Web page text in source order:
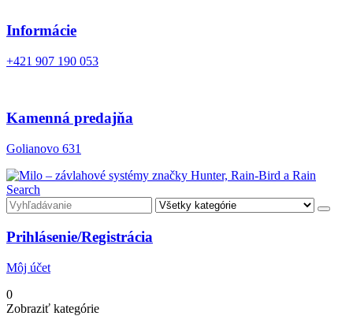
Informácie
+421 907 190 053
Kamenná predajňa
Golianovo 631
Search
Prihlásenie/Registrácia
Môj účet
0
Zobraziť kategórie